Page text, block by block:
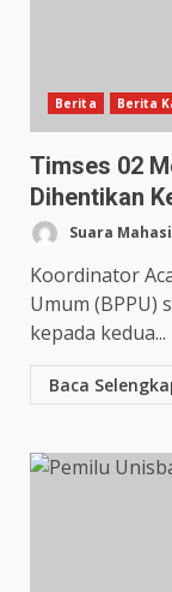
Berita Berita
Timses 02
Dihentikan
Suara
Koordinator
Umum (BPPU)
kepada kedua...
Baca